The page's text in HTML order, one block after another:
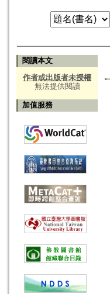
閱讀本文
作者或出版者未授權
無法提供閱讀
加值服務